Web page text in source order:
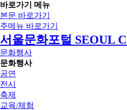
바로가기 메뉴
본문 바로가기
주메뉴 바로가기
서울문화포털 SEOUL
문화행사
문화행사
공연
전시
축제
교육/체험